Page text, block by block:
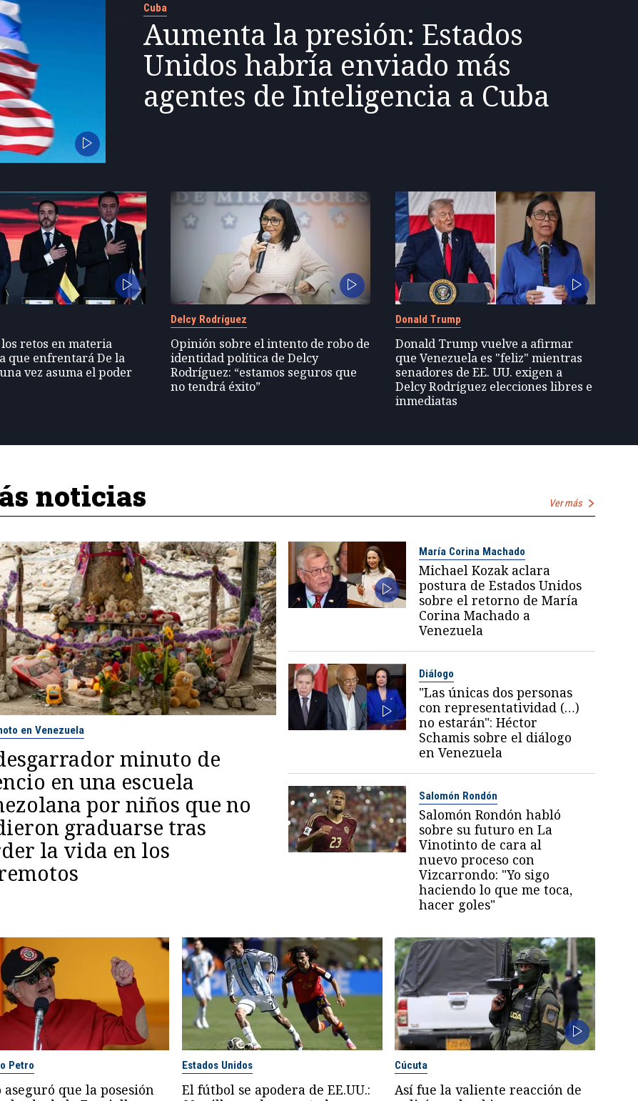
Cuba
Aumenta la presión: Estados
Unidos habría enviado más
agentes de Inteligencia a Cuba
retos en materia
que enfrentará De la
vez asuma el poder
Delcy Rodríguez
Opinión sobre el intento de robo de
identidad política de Delcy
Rodríguez: “estamos seguros que
no tendrá éxito”
Donald Trump
Donald Trump vuelve a afirmar
que Venezuela es "feliz" mientras
senadores de EE. UU. exigen a
Delcy Rodríguez elecciones libres e
inmediatas
noticias Ver más
en Venezuela
minuto de
en una escuela
por niños que no
graduarse tras
la vida en los
María Corina Machado
Michael Kozak aclara
postura de Estados Unidos
sobre el retorno de María
Corina Machado a
Venezuela
Diálogo
"Las únicas dos personas
con representatividad (…)
no estarán": Héctor
Schamis sobre el diálogo
en Venezuela
Salomón Rondón
Salomón Rondón habló
sobre su futuro en La
Vinotinto de cara al
nuevo proceso con
Vizcarrondo: "Yo sigo
haciendo lo que me toca,
hacer goles"
Petro
aseguró que la posesión
Estados Unidos
El fútbol se apodera de EE.UU.:
Cúcuta
Así fue la valiente reacción de